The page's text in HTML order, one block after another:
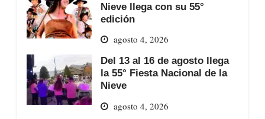
Nieve llega con su 55°
edición
agosto 4, 2026
Del 13 al 16 de agosto llega
la 55° Fiesta Nacional de la
Nieve
agosto 4, 2026